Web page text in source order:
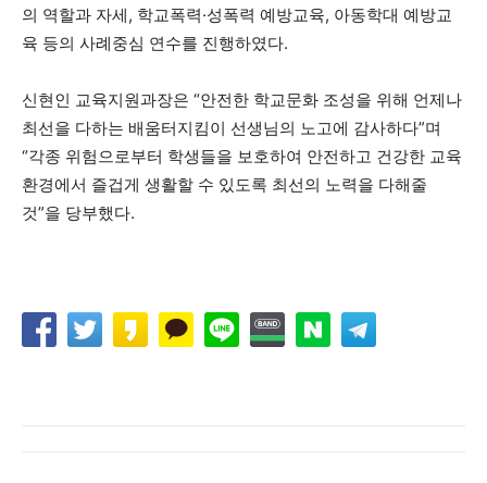
의 역할과 자세, 학교폭력·성폭력 예방교육, 아동학대 예방교
육 등의 사례중심 연수를 진행하였다.
신현인 교육지원과장은 “안전한 학교문화 조성을 위해 언제나
최선을 다하는 배움터지킴이 선생님의 노고에 감사하다”며
“각종 위험으로부터 학생들을 보호하여 안전하고 건강한 교육
환경에서 즐겁게 생활할 수 있도록 최선의 노력을 다해줄
것”을 당부했다.